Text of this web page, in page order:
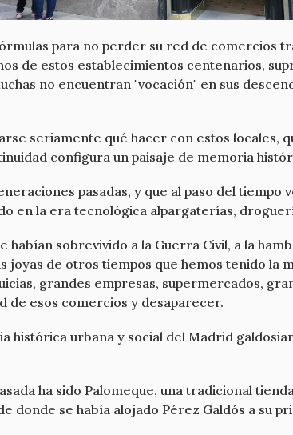
para no perder su red de comercios
de estos establecimientos centenarios,
no encuentran "vocación" en sus
seriamente qué hacer con estos locales,
configura un paisaje de memoria
pasadas, y que al paso del
en la era tecnológica alpargaterías,
sobrevivido a la Guerra Civil, a la
joyas de otros tiempos que hemos tenido la
grandes empresas, supermercados,
de esos comercios y desaparecer.
histórica urbana y social del Madrid
ha sido Palomeque, una tradicional
donde se había alojado Pérez Galdós a su